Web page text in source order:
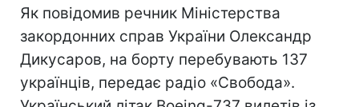
Як повідомив речник Міністерства
закордонних справ України Олександр
Дикусаров, на борту перебувають 137
українців, передає радіо «Свобода».